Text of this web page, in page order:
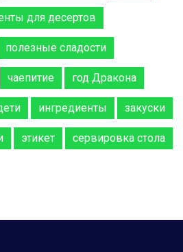
для десертов
полезные сладости
чаепитие год Дракона
ингредиенты закуски
этикет сервировка стола